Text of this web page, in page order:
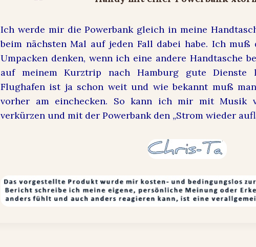
Ich werde mir die Powerbank gleich in meine
beim nächsten Mal auf jeden Fall dabei habe. Ich
Umpacken denken, wenn ich eine andere Handtasche
auf meinem Kurztrip nach Hamburg gute Dienste
Flughafen ist ja schon weit und wie bekannt muß
vorher am einchecken. So kann ich mir mit Musik
verkürzen und mit der Powerbank den „Strom wieder